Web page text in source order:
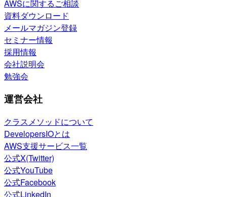
AWSに関するご相談
資料ダウンロード
メールマガジン登録
セミナー情報
採用情報
会社説明会
勉強会
運営会社
クラスメソッドについて
DevelopersIOとは
AWS支援サービス一覧
公式X(Twitter)
公式YouTube
公式Facebook
公式LinkedIn